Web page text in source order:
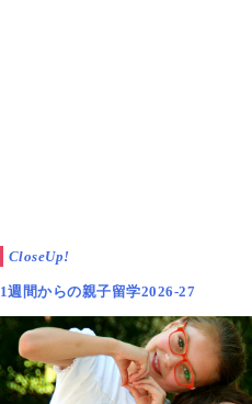
CloseUp!
1週間からの親子留学2026-27